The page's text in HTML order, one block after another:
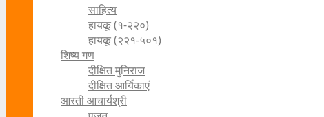
साहित्य
हायकू (१‍-२२०)
हायकू (२२१-५०१)
शिष्य गण
दीक्षित मुनिराज
दीक्षित आर्यिकाएं
आरती आचार्यश्री